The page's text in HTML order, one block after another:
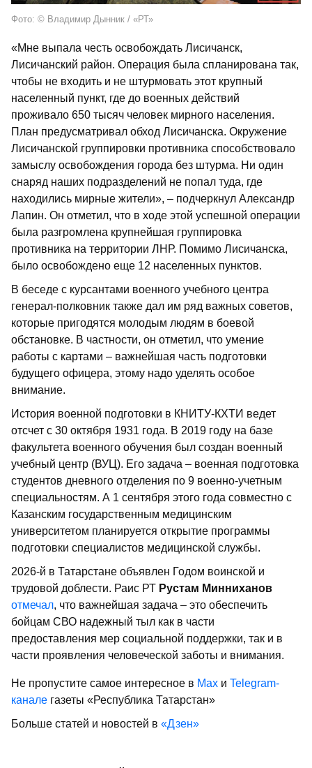
Фото: © Владимир Дынник / «РТ»
«Мне выпала честь освобождать Лисичанск,
Лисичанский район. Операция была спланирована так,
чтобы не входить и не штурмовать этот крупный
населенный пункт, где до военных действий
проживало 650 тысяч человек мирного населения.
План предусматривал обход Лисичанска. Окружение
Лисичанской группировки противника способствовало
замыслу освобождения города без штурма. Ни один
снаряд наших подразделений не попал туда, где
находились мирные жители», – подчеркнул Александр
Лапин. Он отметил, что в ходе этой успешной операции
была разгромлена крупнейшая группировка
противника на территории ЛНР. Помимо Лисичанска,
было освобождено еще 12 населенных пунктов.
В беседе с курсантами военного учебного центра
генерал-полковник также дал им ряд важных советов,
которые пригодятся молодым людям в боевой
обстановке. В частности, он отметил, что умение
работы с картами – важнейшая часть подготовки
будущего офицера, этому надо уделять особое
внимание.
История военной подготовки в КНИТУ-КХТИ ведет
отсчет с 30 октября 1931 года. В 2019 году на базе
факультета военного обучения был создан военный
учебный центр (ВУЦ). Его задача – военная подготовка
студентов дневного отделения по 9 военно-учетным
специальностям. А 1 сентября этого года совместно с
Казанским государственным медицинским
университетом планируется открытие программы
подготовки специалистов медицинской службы.
2026-й в Татарстане объявлен Годом воинской и
трудовой доблести. Раис РТ Рустам Минниханов
отмечал, что важнейшая задача – это обеспечить
бойцам СВО надежный тыл как в части
предоставления мер социальной поддержки, так и в
части проявления человеческой заботы и внимания.
Не пропустите самое интересное в Max и Telegram-
канале газеты «Республика Татарстан»
Больше статей и новостей в «Дзен»